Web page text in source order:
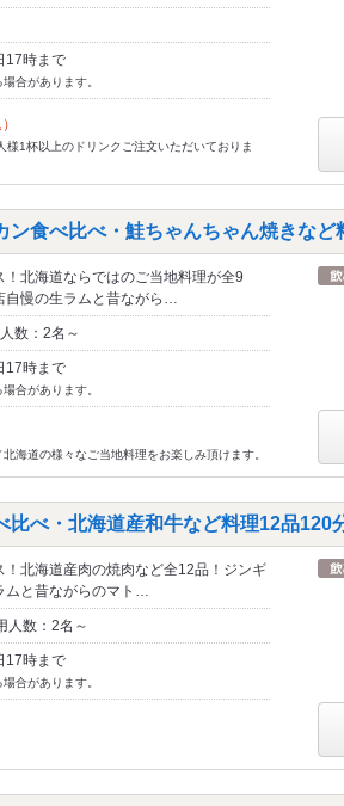
17時まで
合があります。
1杯以上のドリンクご注文いただいておりま
ン食べ比べ・鮭ちゃんちゃん焼きな
北海道ならではのご当地料理が全9
自慢の生ラムと昔ながら…
数：2名～
17時まで
合があります。
海道の様々なご当地料理をお楽しみ頂けます。
比べ・北海道産和牛など料理12品120
！北海道産肉の焼肉など全12品！ジンギ
ムと昔ながらのマト…
人数：2名～
17時まで
合があります。